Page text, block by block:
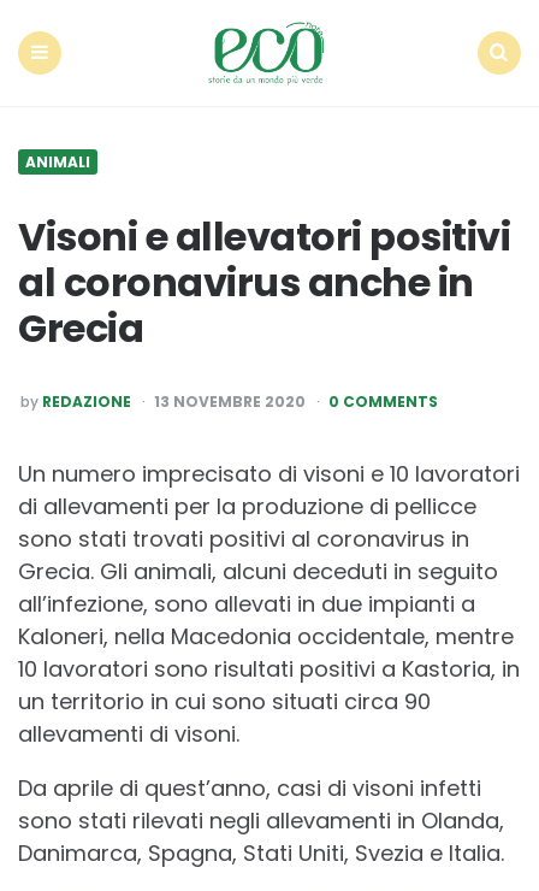
ANIMALI
Visoni e allevatori positivi
al coronavirus anche in
Grecia
POSTED
BY
by REDAZIONE 13 NOVEMBRE 2020 0 COMMENTS
Un numero imprecisato di visoni e 10 lavoratori
di allevamenti per la produzione di pellicce
sono stati trovati positivi al coronavirus in
Grecia. Gli animali, alcuni deceduti in seguito
all’infezione, sono allevati in due impianti a
Kaloneri, nella Macedonia occidentale, mentre
10 lavoratori sono risultati positivi a Kastoria, in
un territorio in cui sono situati circa 90
allevamenti di visoni.
Da aprile di quest’anno, casi di visoni infetti
sono stati rilevati negli allevamenti in Olanda,
Danimarca, Spagna, Stati Uniti, Svezia e Italia.